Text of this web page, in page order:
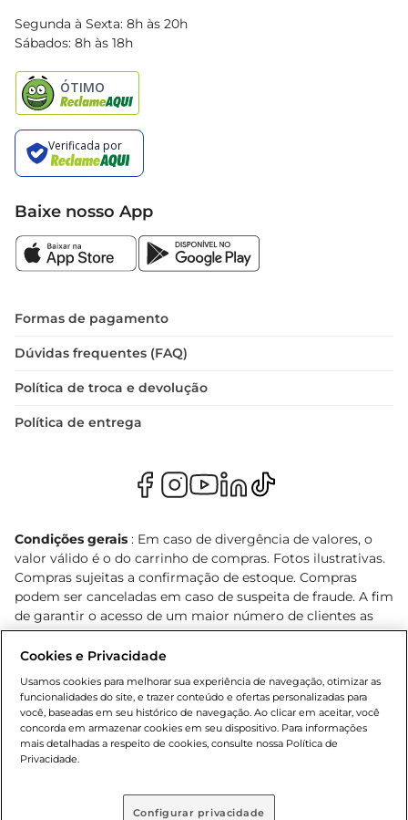
Blog Bretas
Black Friday
Segunda à Sexta: 8h às 20h
Sábados: 8h às 18h
Baixe nosso App
Formas de pagamento
Dúvidas frequentes (FAQ)
Política de troca e devolução
Política de entrega
Condições gerais : Em caso de divergência de valores, o
valor válido é o do carrinho de compras. Fotos ilustrativas.
Compras sujeitas a confirmação de estoque. Compras
podem ser canceladas em caso de suspeita de fraude. A fim
de garantir o acesso de um maior número de clientes as
nossas promoções, a compra de produtos com preços
promocionais poderá ter sua quantidade limitada por
cliente. Os preços, ofertas e condições são exclusivos para
o e-commerce e válidos durante o dia de hoje, podendo
sofrer alterações sem prévia notificação. Proibida a venda
de bebidas alcoólicas para menores de 18 anos, conforme
Lei n.º 8069/90, art. 81, inciso II (Estatuto da Criança e do
prévio. O valor mínimo para as compras on-line é de R$
Cookies e Privacidade
Usamos cookies para melhorar sua experiência de navegação, otimizar as
funcionalidades do site, e trazer conteúdo e ofertas personalizadas para
você, baseadas em seu histórico de navegação. Ao clicar em aceitar, você
concorda em armazenar cookies em seu dispositivo. Para informações
mais detalhadas a respeito de cookies, consulte nossa Política de
Privacidade.
Configurar privacidade